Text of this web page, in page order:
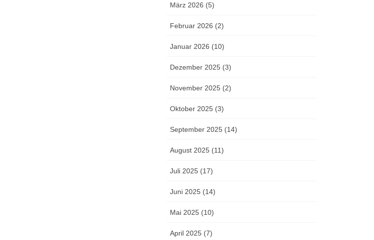
März 2026 (5)
Februar 2026 (2)
Januar 2026 (10)
Dezember 2025 (3)
November 2025 (2)
Oktober 2025 (3)
September 2025 (14)
August 2025 (11)
Juli 2025 (17)
Juni 2025 (14)
Mai 2025 (10)
April 2025 (7)